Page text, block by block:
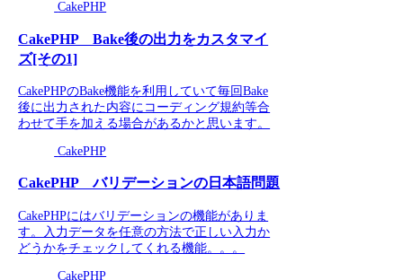
CakePHP
CakePHP Bake後の出力をカスタマイ
ズ[その1]
CakePHPのBake機能を利用していて毎回Bake
後に出力された内容にコーディング規約等合
わせて手を加える場合があるかと思います。
CakePHP
CakePHP バリデーションの日本語問題
CakePHPにはバリデーションの機能がありま
す。入力データを任意の方法で正しい入力か
どうかをチェックしてくれる機能。。。
CakePHP